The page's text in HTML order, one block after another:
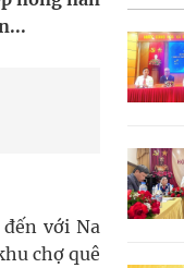
với Na
chợ quê